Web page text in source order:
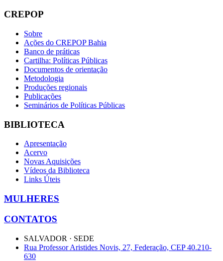
CREPOP
Sobre
Ações do CREPOP Bahia
Banco de práticas
Cartilha: Políticas Públicas
Documentos de orientação
Metodologia
Produções regionais
Publicações
Seminários de Políticas Públicas
BIBLIOTECA
Apresentação
Acervo
Novas Aquisições
Vídeos da Biblioteca
Links Úteis
MULHERES
CONTATOS
SALVADOR · SEDE
Rua Professor Aristides Novis, 27, Federação, CEP 40.210-
630